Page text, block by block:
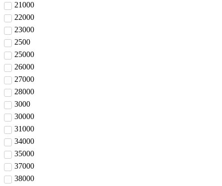
21000
22000
23000
2500
25000
26000
27000
28000
3000
30000
31000
34000
35000
37000
38000